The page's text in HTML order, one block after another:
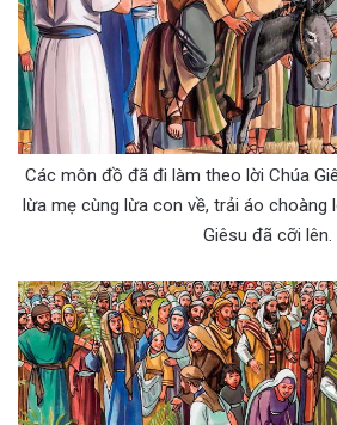
Các môn đồ đã đi làm theo lời Chúa
lừa mẹ cùng lừa con về, trải áo choàng
Giêsu đã cỡi lên.